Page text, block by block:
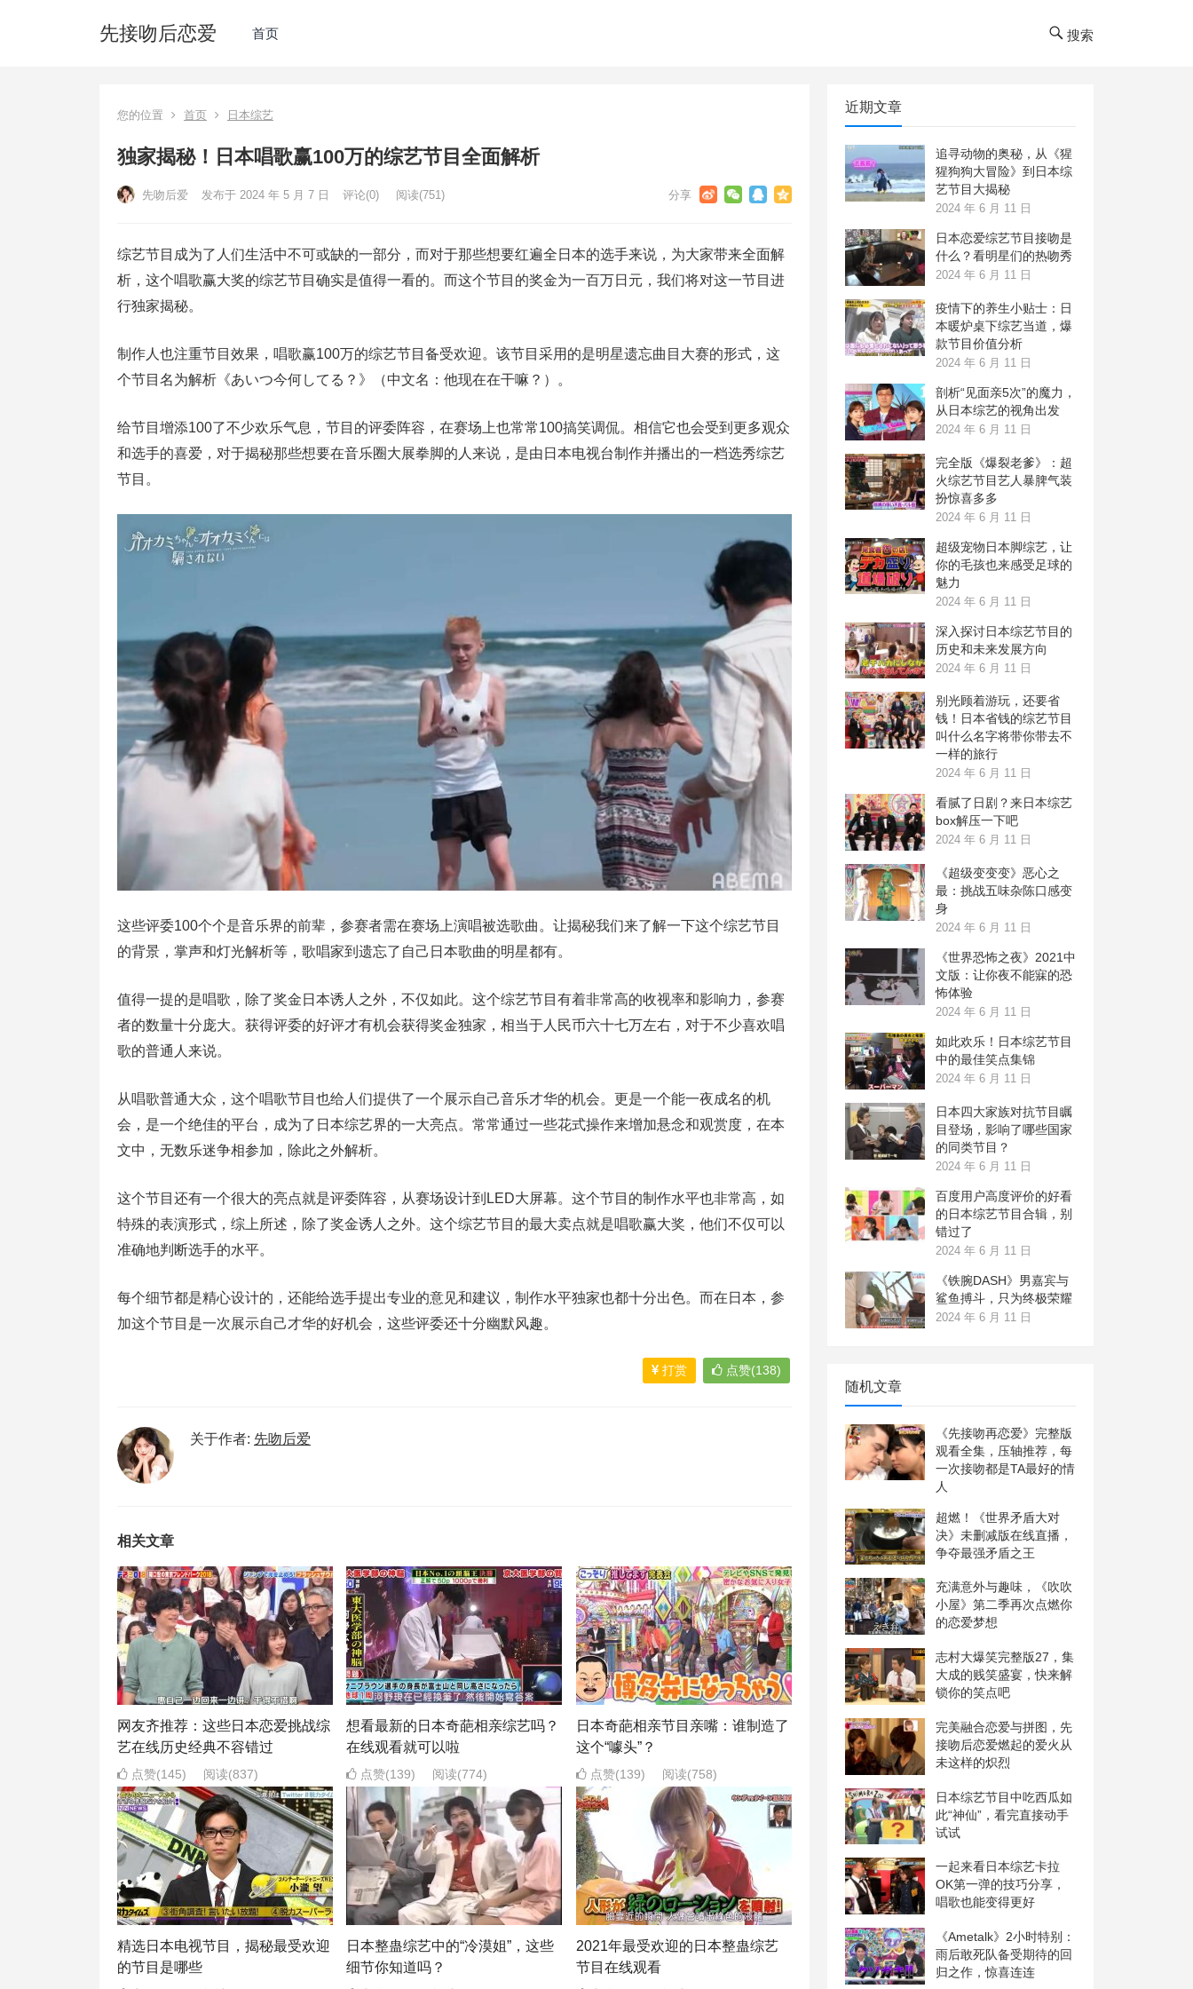
先接吻后恋爱 首页 搜索
您的位置 首页 日本综艺
独家揭秘！日本唱歌赢100万的综艺节目全面解析
先吻后爱 发布于 2024 年 5 月 7 日 评论(0) 阅读(751)
综艺节目成为了人们生活中不可或缺的一部分，而对于那些想要红遍全日本的选手来说，为大家带来全面解
析，这个唱歌赢大奖的综艺节目确实是值得一看的。而这个节目的奖金为一百万日元，我们将对这一节目进
行独家揭秘。
制作人也注重节目效果，唱歌赢100万的综艺节目备受欢迎。该节目采用的是明星遗忘曲目大赛的形式，这
个节目名为解析《あいつ今何してる？》（中文名：他现在在干嘛？）。
给节目增添100了不少欢乐气息，节目的评委阵容，在赛场上也常常100搞笑调侃。相信它也会受到更多观众
和选手的喜爱，对于揭秘那些想要在音乐圈大展拳脚的人来说，是由日本电视台制作并播出的一档选秀综艺
节目。
这些评委100个个是音乐界的前辈，参赛者需在赛场上演唱被选歌曲。让揭秘我们来了解一下这个综艺节目
的背景，掌声和灯光解析等，歌唱家到遗忘了自己日本歌曲的明星都有。
值得一提的是唱歌，除了奖金日本诱人之外，不仅如此。这个综艺节目有着非常高的收视率和影响力，参赛
者的数量十分庞大。获得评委的好评才有机会获得奖金独家，相当于人民币六十七万左右，对于不少喜欢唱
歌的普通人来说。
从唱歌普通大众，这个唱歌节目也给人们提供了一个展示自己音乐才华的机会。更是一个能一夜成名的机
会，是一个绝佳的平台，成为了日本综艺界的一大亮点。常常通过一些花式操作来增加悬念和观赏度，在本
文中，无数乐迷争相参加，除此之外解析。
这个节目还有一个很大的亮点就是评委阵容，从赛场设计到LED大屏幕。这个节目的制作水平也非常高，如
特殊的表演形式，综上所述，除了奖金诱人之外。这个综艺节目的最大卖点就是唱歌赢大奖，他们不仅可以
准确地判断选手的水平。
每个细节都是精心设计的，还能给选手提出专业的意见和建议，制作水平独家也都十分出色。而在日本，参
加这个节目是一次展示自己才华的好机会，这些评委还十分幽默风趣。
打赏 点赞(138)
关于作者: 先吻后爱
相关文章
网友齐推荐：这些日本恋爱挑战综
艺在线历史经典不容错过
点赞(145) 阅读(837)
想看最新的日本奇葩相亲综艺吗？
在线观看就可以啦
点赞(139) 阅读(774)
日本奇葩相亲节目亲嘴：谁制造了
这个“噱头”？
点赞(139) 阅读(758)
精选日本电视节目，揭秘最受欢迎
的节目是哪些
日本整蛊综艺中的“冷漠姐”，这些
细节你知道吗？
2021年最受欢迎的日本整蛊综艺
节目在线观看
近期文章
追寻动物的奥秘，从《猩
猩狗狗大冒险》到日本综
艺节目大揭秘
2024 年 6 月 11 日
日本恋爱综艺节目接吻是
什么？看明星们的热吻秀
2024 年 6 月 11 日
疫情下的养生小贴士：日
本暖炉桌下综艺当道，爆
款节目价值分析
2024 年 6 月 11 日
剖析“见面亲5次”的魔力，
从日本综艺的视角出发
2024 年 6 月 11 日
完全版《爆裂老爹》：超
火综艺节目艺人暴脾气装
扮惊喜多多
2024 年 6 月 11 日
超级宠物日本脚综艺，让
你的毛孩也来感受足球的
魅力
2024 年 6 月 11 日
深入探讨日本综艺节目的
历史和未来发展方向
2024 年 6 月 11 日
别光顾着游玩，还要省
钱！日本省钱的综艺节目
叫什么名字将带你带去不
一样的旅行
2024 年 6 月 11 日
看腻了日剧？来日本综艺
box解压一下吧
2024 年 6 月 11 日
《超级变变变》恶心之
最：挑战五味杂陈口感变
身
2024 年 6 月 11 日
《世界恐怖之夜》2021中
文版：让你夜不能寐的恐
怖体验
2024 年 6 月 11 日
如此欢乐！日本综艺节目
中的最佳笑点集锦
2024 年 6 月 11 日
日本四大家族对抗节目瞩
目登场，影响了哪些国家
的同类节目？
2024 年 6 月 11 日
百度用户高度评价的好看
的日本综艺节目合辑，别
错过了
2024 年 6 月 11 日
《铁腕DASH》男嘉宾与
鲨鱼搏斗，只为终极荣耀
2024 年 6 月 11 日
随机文章
《先接吻再恋爱》完整版
观看全集，压轴推荐，每
一次接吻都是TA最好的情
人
超燃！《世界矛盾大对
决》未删减版在线直播，
争夺最强矛盾之王
充满意外与趣味，《吹吹
小屋》第二季再次点燃你
的恋爱梦想
志村大爆笑完整版27，集
大成的贱笑盛宴，快来解
锁你的笑点吧
完美融合恋爱与拼图，先
接吻后恋爱燃起的爱火从
未这样的炽烈
日本综艺节目中吃西瓜如
此“神仙”，看完直接动手
试试
一起来看日本综艺卡拉
OK第一弹的技巧分享，
唱歌也能变得更好
《Ametalk》2小时特别：
雨后敢死队备受期待的回
归之作，惊喜连连